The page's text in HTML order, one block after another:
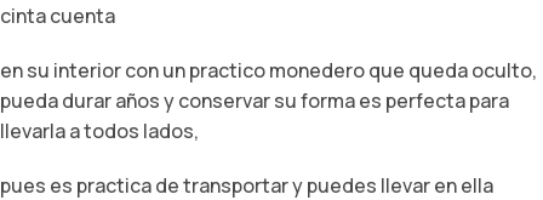
cinta cuenta
en su interior con un practico monedero que queda oculto,
pueda durar años y conservar su forma es perfecta para
llevarla a todos lados,
pues es practica de transportar y puedes llevar en ella